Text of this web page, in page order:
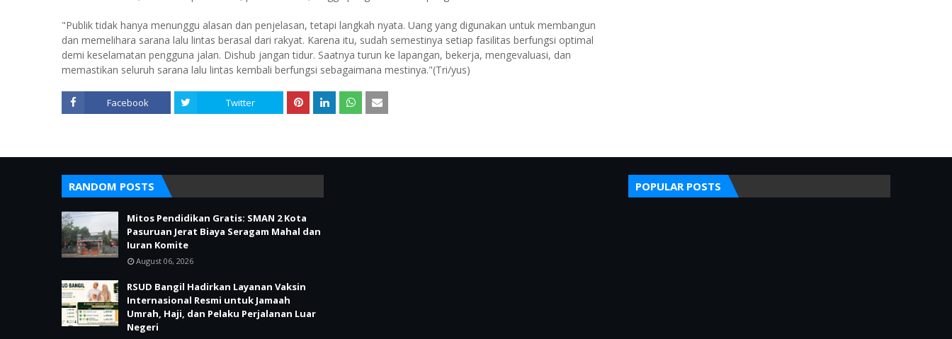
"Publik tidak hanya menunggu alasan dan penjelasan, tetapi langkah nyata. Uang yang digunakan untuk membangun
dan memelihara sarana lalu lintas berasal dari rakyat. Karena itu, sudah semestinya setiap fasilitas berfungsi optimal
demi keselamatan pengguna jalan. Dishub jangan tidur. Saatnya turun ke lapangan, bekerja, mengevaluasi, dan
memastikan seluruh sarana lalu lintas kembali berfungsi sebagaimana mestinya."(Tri/yus)
Facebook Twitter
RANDOM POSTS
Mitos Pendidikan Gratis: SMAN 2 Kota
Pasuruan Jerat Biaya Seragam Mahal dan
Iuran Komite
August 06, 2026
RSUD Bangil Hadirkan Layanan Vaksin
Internasional Resmi untuk Jamaah
Umrah, Haji, dan Pelaku Perjalanan Luar
Negeri
POPULAR POSTS